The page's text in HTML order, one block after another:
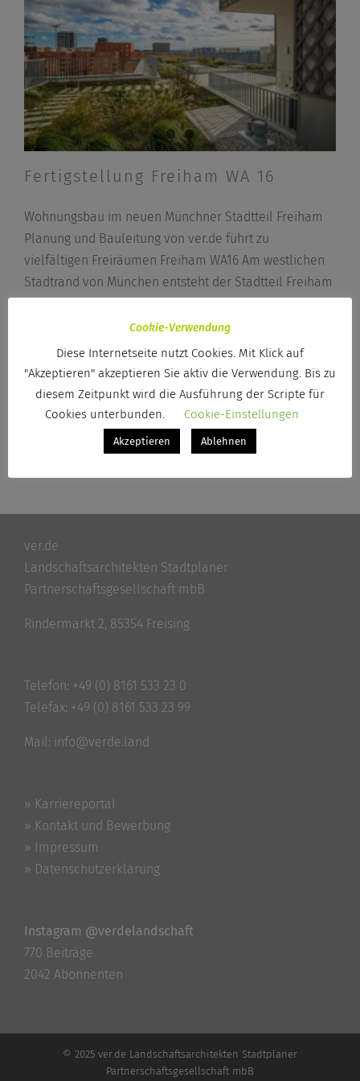
Fertigstellung Freiham WA 16
Wohnungsbau im neuen Münchner Stadtteil Freiham
Planung und Bauleitung von ver.de führt zu
vielfältigen Freiräumen Freiham WA16 Am westlichen
Stadtrand von München entsteht der Stadtteil Freiham
Kerstin Schwarz
Projekt
Weiterlesen
ver.de
Landschaftsarchitekten Stadtplaner
Partnerschaftsgesellschaft mbB
Rindermarkt 2, 85354 Freising
Telefon: +49 (0) 8161 533 23 0
Telefax: +49 (0) 8161 533 23 99
Mail: info@verde.land
» Karriereportal
» Kontakt und Bewerbung
» Impressum
» Datenschutzerklärung
Instagram @verdelandschaft
770 Beiträge
2042 Abonnenten
© 2025 ver.de Landschaftsarchitekten Stadtplaner
Partnerschaftsgesellschaft mbB
Cookie-Verwendung
Diese Internetseite nutzt Cookies. Mit Klick auf
"Akzeptieren" akzeptieren Sie aktiv die Verwendung. Bis zu
diesem Zeitpunkt wird die Ausführung der Scripte für
Cookies unterbunden.
Cookie-Einstellungen
Akzeptieren Ablehnen